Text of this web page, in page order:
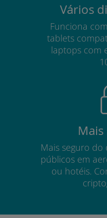
Vários
Funciona
tablets
laptops com
Mais seguro do
públicos em
ou hotéis.